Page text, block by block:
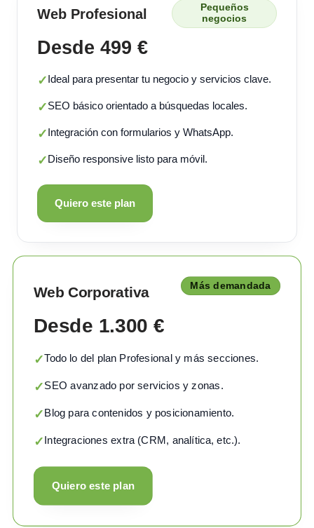
Web Profesional
Pequeños
negocios
Desde 499 €
✓Ideal para presentar tu negocio y servicios clave.
✓SEO básico orientado a búsquedas locales.
✓Integración con formularios y WhatsApp.
✓Diseño responsive listo para móvil.
Quiero este plan
Web Corporativa Más demandada
Desde 1.300 €
✓Todo lo del plan Profesional y más secciones.
✓SEO avanzado por servicios y zonas.
✓Blog para contenidos y posicionamiento.
✓Integraciones extra (CRM, analítica, etc.).
Quiero este plan